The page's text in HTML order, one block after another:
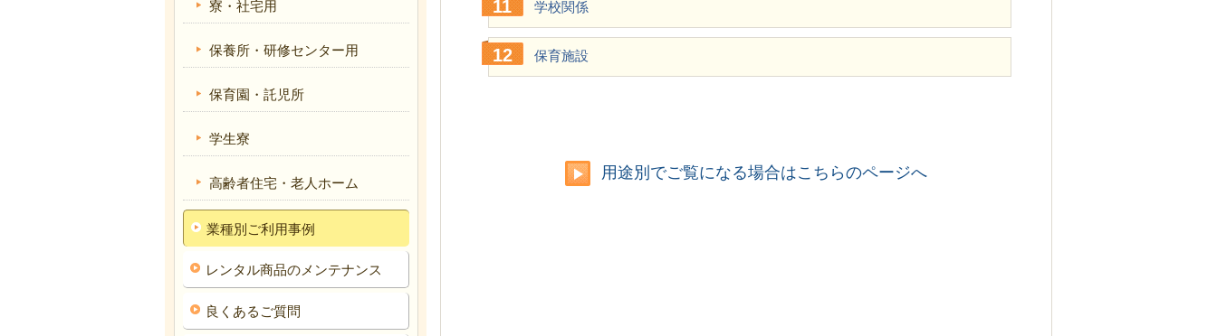
学校関係
保育施設
用途別でご覧になる場合はこちらのページへ
寮・社宅用
保養所・研修センター用
保育園・託児所
学生寮
高齢者住宅・老人ホーム
業種別ご利用事例
レンタル商品のメンテナンス
良くあるご質問